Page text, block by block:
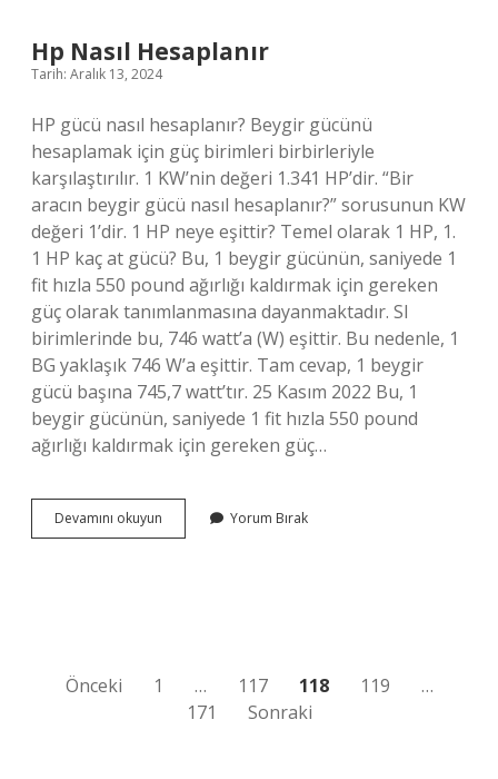
Hp Nasıl Hesaplanır
Tarih: Aralık 13, 2024
HP gücü nasıl hesaplanır? Beygir gücünü
hesaplamak için güç birimleri birbirleriyle
karşılaştırılır. 1 KW’nin değeri 1.341 HP’dir. “Bir
aracın beygir gücü nasıl hesaplanır?” sorusunun KW
değeri 1’dir. 1 HP neye eşittir? Temel olarak 1 HP, 1.
1 HP kaç at gücü? Bu, 1 beygir gücünün, saniyede 1
fit hızla 550 pound ağırlığı kaldırmak için gereken
güç olarak tanımlanmasına dayanmaktadır. SI
birimlerinde bu, 746 watt’a (W) eşittir. Bu nedenle, 1
BG yaklaşık 746 W’a eşittir. Tam cevap, 1 beygir
gücü başına 745,7 watt’tır. 25 Kasım 2022 Bu, 1
beygir gücünün, saniyede 1 fit hızla 550 pound
ağırlığı kaldırmak için gereken güç…
Devamını okuyun
Nasıl
Yorum Bırak
Yazı
sayfalaması
Önceki 1 … 117 118 119
…
171
Sonraki